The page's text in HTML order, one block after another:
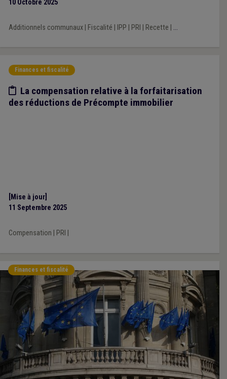
10 Octobre 2025
Additionnels communaux| Fiscalité IPP PRI Recette ...
Finances et fiscalité
Etude/chiffres
La compensation relative à la forfaitarisation
des réductions de Précompte immobilier
[Mise à jour]
11 Septembre 2025
Compensation PRI
Finances et fiscalité